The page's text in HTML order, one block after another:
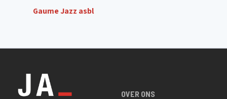
Gaume Jazz asbl
OVER ONS